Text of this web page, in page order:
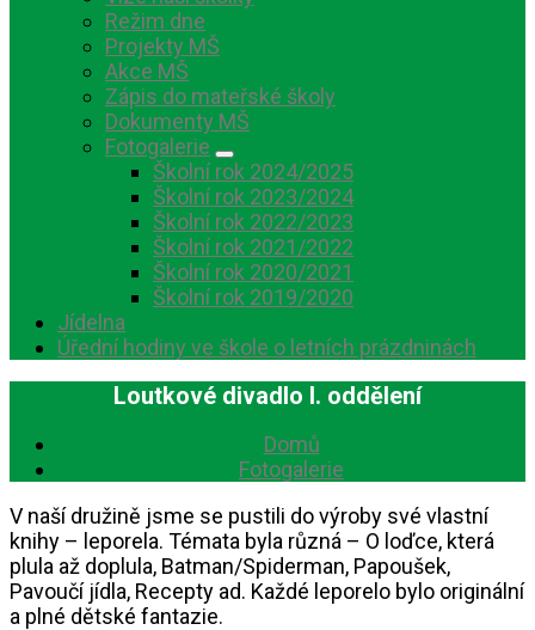
Režim dne
Projekty MŠ
Akce MŠ
Zápis do mateřské školy
Dokumenty MŠ
Fotogalerie
Školní rok 2024/2025
Školní rok 2023/2024
Školní rok 2022/2023
Školní rok 2021/2022
Školní rok 2020/2021
Školní rok 2019/2020
Jídelna
Úřední hodiny ve škole o letních prázdninách
Loutkové divadlo I. oddělení
Domů
Fotogalerie
V naší družině jsme se pustili do výroby své vlastní
knihy – leporela. Témata byla různá – O loďce, která
plula až doplula, Batman/Spiderman, Papoušek,
Pavoučí jídla, Recepty ad. Každé leporelo bylo originální
a plné dětské fantazie.